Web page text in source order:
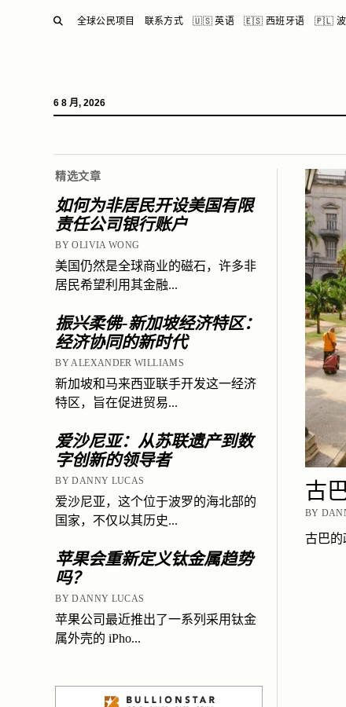
SEARCH
全球公民项目 联系方式 🇺🇸 英语 🇪🇸 西班牙语 🇵🇱 波
6 8 月, 2026
精选文章
如何为非居民开设美国有限
责任公司银行账户
BY OLIVIA WONG
美国仍然是全球商业的磁石，许多非
居民希望利用其金融...
振兴柔佛-新加坡经济特区：
经济协同的新时代
BY ALEXANDER WILLIAMS
新加坡和马来西亚联手开发这一经济
特区，旨在促进贸易...
爱沙尼亚：从苏联遗产到数
字创新的领导者
BY DANNY LUCAS
爱沙尼亚，这个位于波罗的海北部的
国家，不仅以其历史...
苹果会重新定义钛金属趋势
吗？
BY DANNY LUCAS
苹果公司最近推出了一系列采用钛金
属外壳的 iPho...
古
BY
古巴